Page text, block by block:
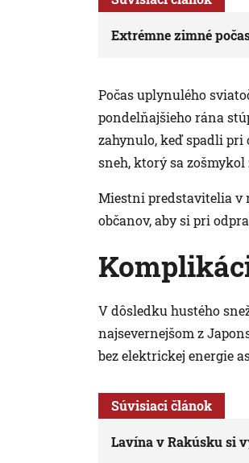
Extrémne zimné
Počas uplynulého
pondelňajšieho rána
zahynulo, keď spadli pri
sneh, ktorý sa zošmykol
Miestni predstavitelia v
občanov, aby si pri
V dôsledku hustého
najsevernejšom z
bez elektrickej energie
Súvisiaci článok
Lavína v Rakúsku si